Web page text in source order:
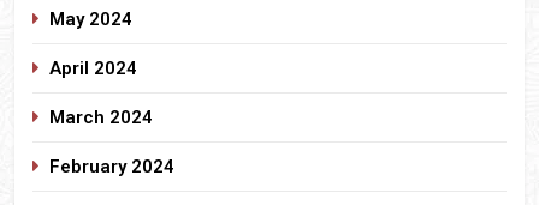
May 2024
April 2024
March 2024
February 2024